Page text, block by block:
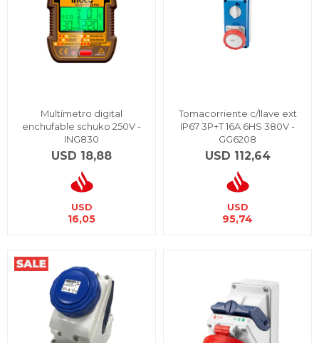
Multímetro digital
enchufable schuko 250V -
ING830
USD 18,88
USD
16,05
Tomacorriente c/llave ext
IP67 3P+T 16A 6HS 380V -
GG6208
USD 112,64
USD
95,74